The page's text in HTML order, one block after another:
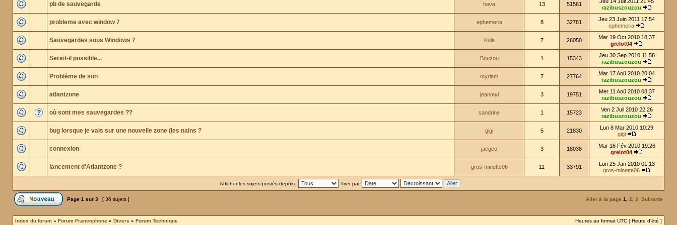
pb de sauvegarde hava 13 51561
razibuszouzou
probleme avec window 7 ephemeria 8 32781
Jeu 23 Juin 2011 17:54
ephemeria
Sauvegardes sous Windows 7 Kula 7 26050
Mar 19 Oct 2010 18:37
grelot04
Serait-il possible... Bouzou 1 15343
Jeu 30 Sep 2010 11:58
razibuszouzou
Problème de son myriam 7 27764
Mar 17 Aoû 2010 20:04
razibuszouzou
atlantzone jeanmyl 3 19751
Mer 11 Aoû 2010 08:37
razibuszouzou
où sont mes sauvegardes ?? sandrine 1 15723
Ven 2 Juil 2010 22:26
razibuszouzou
bug lorsque je vais sur une nouvelle zone (les nains ? gigi 5 21830
Lun 8 Mar 2010 10:29
gigi
connexion jacgeo 3 18038
Mar 16 Fév 2010 19:26
grelot04
lancement d'Atlantzone ? gros-minette06 11 33791
Lun 25 Jan 2010 01:13
gros-minette06
Afficher les sujets postés depuis: Trier par
Page 1 sur 3 [ 36 sujets ] Aller à la page 1 2 3 Suivante
Index du forum » Forum Francophone » Divers » Forum Technique Heures au format UTC [ Heure d’été ]